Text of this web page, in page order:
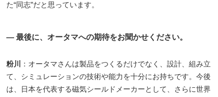
た“同志”だと思っています。
― 最後に、オータマへの期待をお聞かせください。
粉川
：オータマさんは製品をつくるだけでなく、設計、組み立
て、シミュレーションの技術や能力を十分にお持ちです。今後
は、日本を代表する磁気シールドメーカーとして、さらに世界